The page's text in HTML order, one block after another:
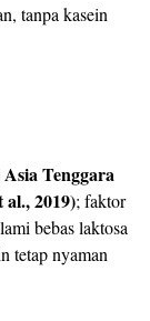
tanpa kasein
Tenggara
2019); faktor
bebas laktosa
tetap nyaman